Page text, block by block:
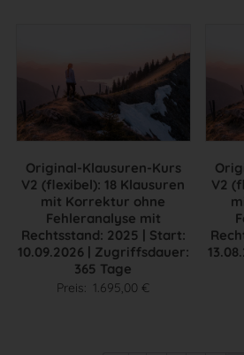
Original-Klausuren-Kurs
V2 (flexibel): 18 Klausuren
mit Korrektur ohne
Fehleranalyse mit
Rechtsstand: 2025 | Start:
10.09.2026 | Zugriffsdauer:
365 Tage
Preis: 1.695,00 €
V2